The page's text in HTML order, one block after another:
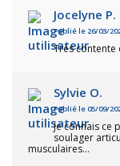
Jocelyne P.
Publié le 26/03/
Très
Sylvie O.
Publié le 05/09/
Je connais ce
soulager
musculaires...